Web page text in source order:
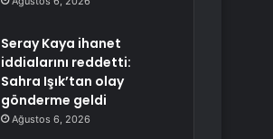
Seray Kaya ihanet
iddialarını reddetti:
Sahra Işık’tan olay
gönderme geldi
Ağustos 6, 2026